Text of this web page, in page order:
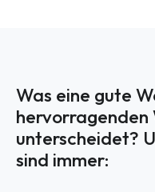
Was eine gute
hervorragenden
unterscheidet?
sind immer: